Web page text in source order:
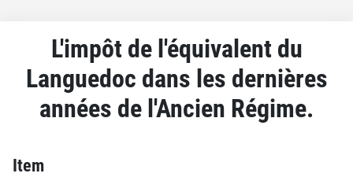
L'impôt de l'équivalent du
Languedoc dans les dernières
années de l'Ancien Régime.
Item